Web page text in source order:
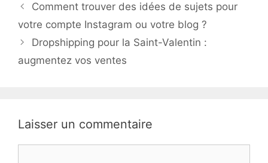
Comment trouver des idées de sujets pour
votre compte Instagram ou votre blog ?
Dropshipping pour la Saint-Valentin :
augmentez vos ventes
Laisser un commentaire